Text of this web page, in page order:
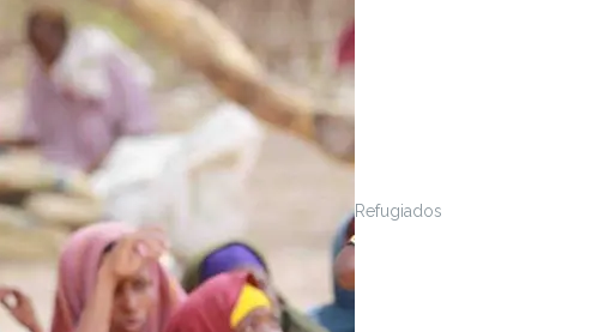
Refugiados